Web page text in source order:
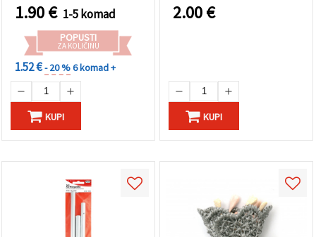
1.90€ 1-5 komad
POPUSTI
ZA KOLIČINU
1.52 €- 20 %6 komad +
KUPI
2.00€
KUPI